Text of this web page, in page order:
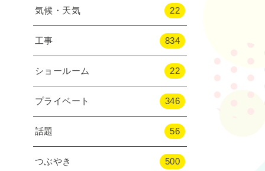
気候・天気 22
工事 834
ショールーム 22
プライベート 346
話題 56
つぶやき 500